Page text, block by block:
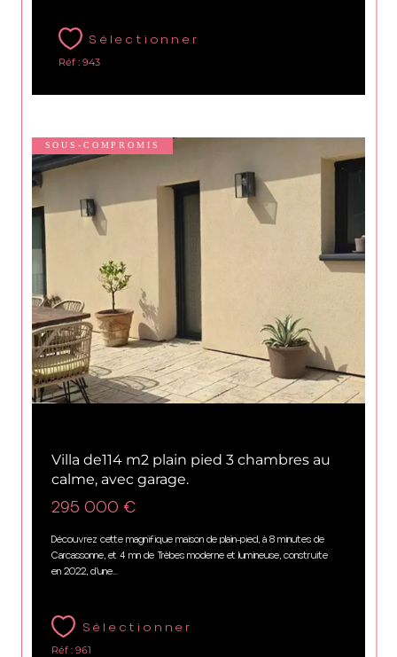
Sélectionner
Réf : 943
Villa de114 m2 plain pied 3 chambres au
calme, avec garage.
295 000 €
Découvrez cette magnifique maison de plain-pied, à 8 minutes de
Carcassonne, et 4 mn de Trèbes moderne et lumineuse, construite
en 2022, d’une...
Sélectionner
Réf : 961
SOUS-COMPROMIS